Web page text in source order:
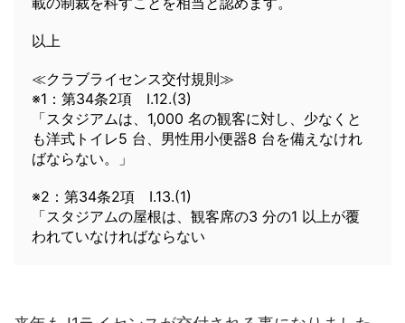
以上
≪クラブライセンス交付規則≫
※1：第34条2項 I.12.(3)
「スタジアムは、1,000 名の観客に対し、少なくと
も洋式トイレ5 台、男性用小便器8 台を備えなけれ
ばならない。」
※2：第34条2項 I.13.(1)
「スタジアムの屋根は、観客席の3 分の1 以上が覆
われていなければならない